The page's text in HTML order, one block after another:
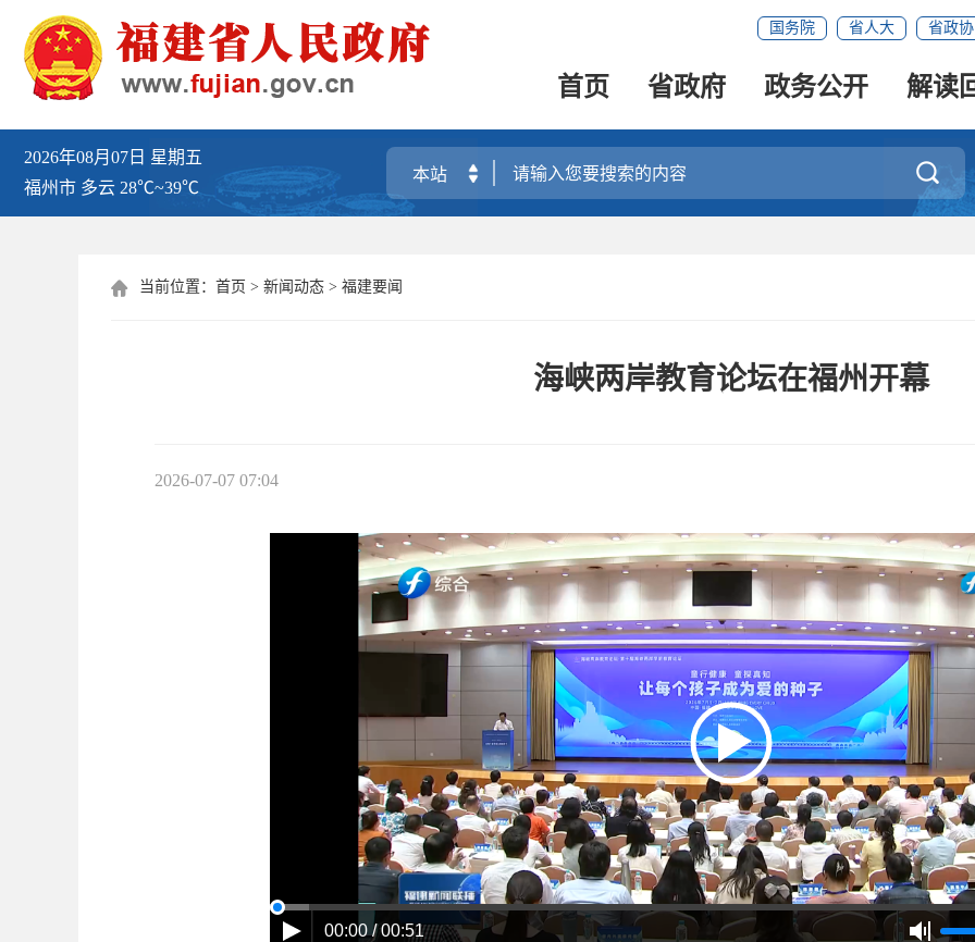
国务院 省人大 省政协
首页 省政府 政务公开 解读
2026年08月07日 星期五
福州市 多云 28℃~39℃

 当前位置： 首页 > 新闻动态 > 福建要闻
海峡两岸教育论坛在福州开幕
2026-07-07 07:04
00:00 / 00:51